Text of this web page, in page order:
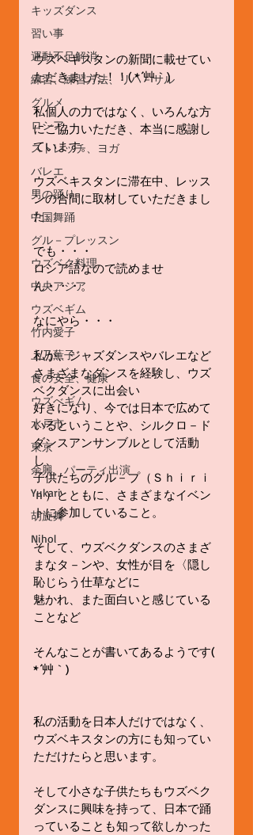
キッズダンス
習い事
運動不足解消
練習、練習方法、リハ－サル
グルメ
ロシア
ストレッチ、ヨガ
バレエ
男の踊り
中国舞踊
グル－プレッスン
ウズベク料理
中央アジア
ウズベギム
竹内愛子
上乃薫子
食の安全、健康
ウズべギム
水戸市
東京
余興、パーティ出演
Yukari
胡旋舞
Nihol
ウズベキスタンの新聞に載せてい
ただきました！！( *´艸｀)
私個人の力ではなく、いろんな方
にご協力いただき、本当に感謝し
ています。
ウズベキスタンに滞在中、レッス
ンの合間に取材していただきまし
た。
でも・・・
ロシア語なので読めませ
ん・・・。
なにやら・・・
私が、ジャズダンスやバレエなど
さまざまなダンスを経験し、ウズ
ベクダンスに出会い
好きになり、今では日本で広めて
いるということや、シルクロ－ド
ダンスアンサンブルとして活動
し、
子供たちのグル－プ（Ｓｈｉｒｉ
ｎ）とともに、さまざまなイベン
トに参加していること。
そして、ウズベクダンスのさまざ
まなタ－ンや、女性が目を〈隠し
恥じらう仕草などに
魅かれ、また面白いと感じている
ことなど
そんなことが書いてあるようです(
*´艸｀)
私の活動を日本人だけではなく、
ウズベキスタンの方にも知ってい
ただけたらと思います。
そして小さな子供たちもウズベク
ダンスに興味を持って、日本で踊
っていることも知って欲しかった